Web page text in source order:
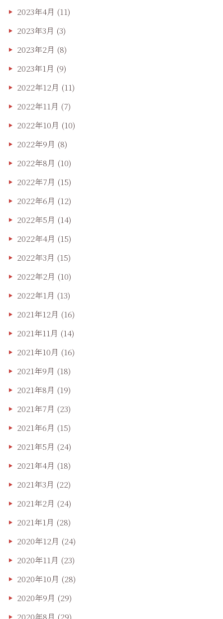
2023年4月 (11)
2023年3月 (3)
2023年2月 (8)
2023年1月 (9)
2022年12月 (11)
2022年11月 (7)
2022年10月 (10)
2022年9月 (8)
2022年8月 (10)
2022年7月 (15)
2022年6月 (12)
2022年5月 (14)
2022年4月 (15)
2022年3月 (15)
2022年2月 (10)
2022年1月 (13)
2021年12月 (16)
2021年11月 (14)
2021年10月 (16)
2021年9月 (18)
2021年8月 (19)
2021年7月 (23)
2021年6月 (15)
2021年5月 (24)
2021年4月 (18)
2021年3月 (22)
2021年2月 (24)
2021年1月 (28)
2020年12月 (24)
2020年11月 (23)
2020年10月 (28)
2020年9月 (29)